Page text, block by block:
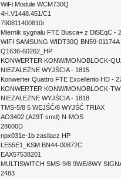
WiFi Module WCM730Q
4H.V1448.451/C1
790811400810r
Miernik sygnału FTE Busca+ z DiSEqC -
WIFI SAMSUNG WIDT30Q BN59-01174A
Q1636-60262_HP
KONWERTER KONW/MONOBLOCK-
NIEZALEŻNE WYJŚCIA - 1815
Konwerter Quattro FTE Excellento HD -
KONWERTER KONW/MONOBLOCK-
NIEZALEŻNE WYJŚCIA - 1818
TMS-5/8 5 WEJŚĆ/8 WYJŚĆ TRIAX
AO3402 (A29T smd) N-MOS
28600D
npx031e-1b zasilacz HP
LE55E1_KSM BN44-00872C
EAX57538201
MULTISWITCH SMS-9/8 9WE/8WY
2483